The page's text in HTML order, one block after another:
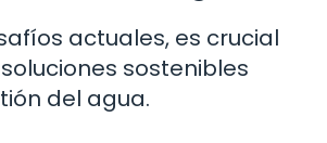
actuales, es crucial
sostenibles
del agua.